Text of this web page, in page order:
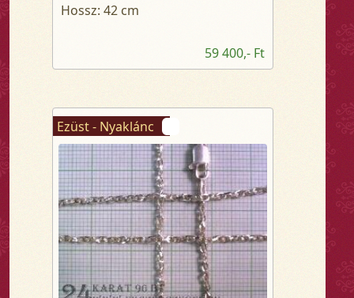
Hossz: 42 cm
59 400,- Ft
Ezüst - Nyaklánc